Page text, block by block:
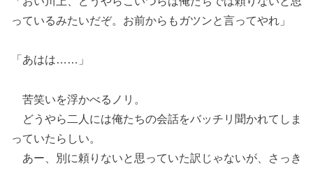
っているみたいだぞ。お前からもガツンと言ってやれ」
「あはは……」
苦笑いを浮かべるノリ。
どうやら二人には俺たちの会話をバッチリ聞かれてしま
っていたらしい。
あー、別に頼りないと思っていた訳じゃないが、さっき